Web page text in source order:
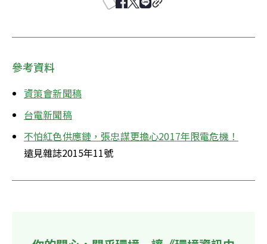
參考資料
資策會新聞稿
台電新聞稿
不怕紅色供應鏈，張忠謀更擔心2017年限電危機！
遠見雜誌2015年11號